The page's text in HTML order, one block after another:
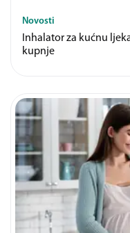
Novosti
Inhalator za kućnu
kupnje